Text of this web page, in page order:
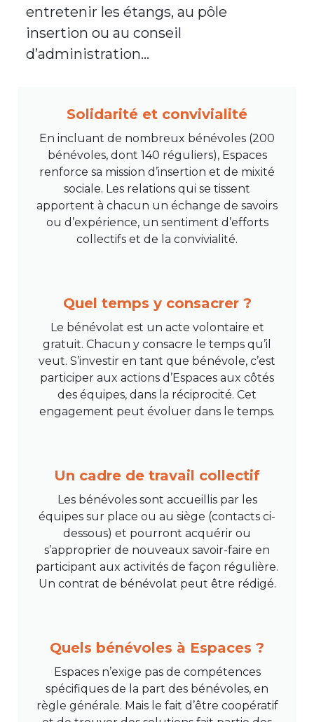
entretenir les étangs, au pôle
insertion ou au conseil
d’administration…
Solidarité et convivialité
En incluant de nombreux bénévoles (200
bénévoles, dont 140 réguliers), Espaces
renforce sa mission d’insertion et de mixité
sociale. Les relations qui se tissent
apportent à chacun un échange de savoirs
ou d’expérience, un sentiment d’efforts
collectifs et de la convivialité.
Quel temps y consacrer ?
Le bénévolat est un acte volontaire et
gratuit. Chacun y consacre le temps qu’il
veut. S’investir en tant que bénévole, c’est
participer aux actions d’Espaces aux côtés
des équipes, dans la réciprocité. Cet
engagement peut évoluer dans le temps.
Un cadre de travail collectif
Les bénévoles sont accueillis par les
équipes sur place ou au siège (contacts ci-
dessous) et pourront acquérir ou
s’approprier de nouveaux savoir-faire en
participant aux activités de façon régulière.
Un contrat de bénévolat peut être rédigé.
Quels bénévoles à Espaces ?
Espaces n’exige pas de compétences
spécifiques de la part des bénévoles, en
règle générale. Mais le fait d’être coopératif